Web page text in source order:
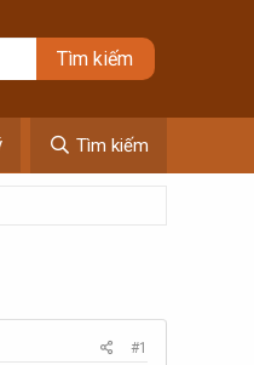
Tìm kiếm
#1